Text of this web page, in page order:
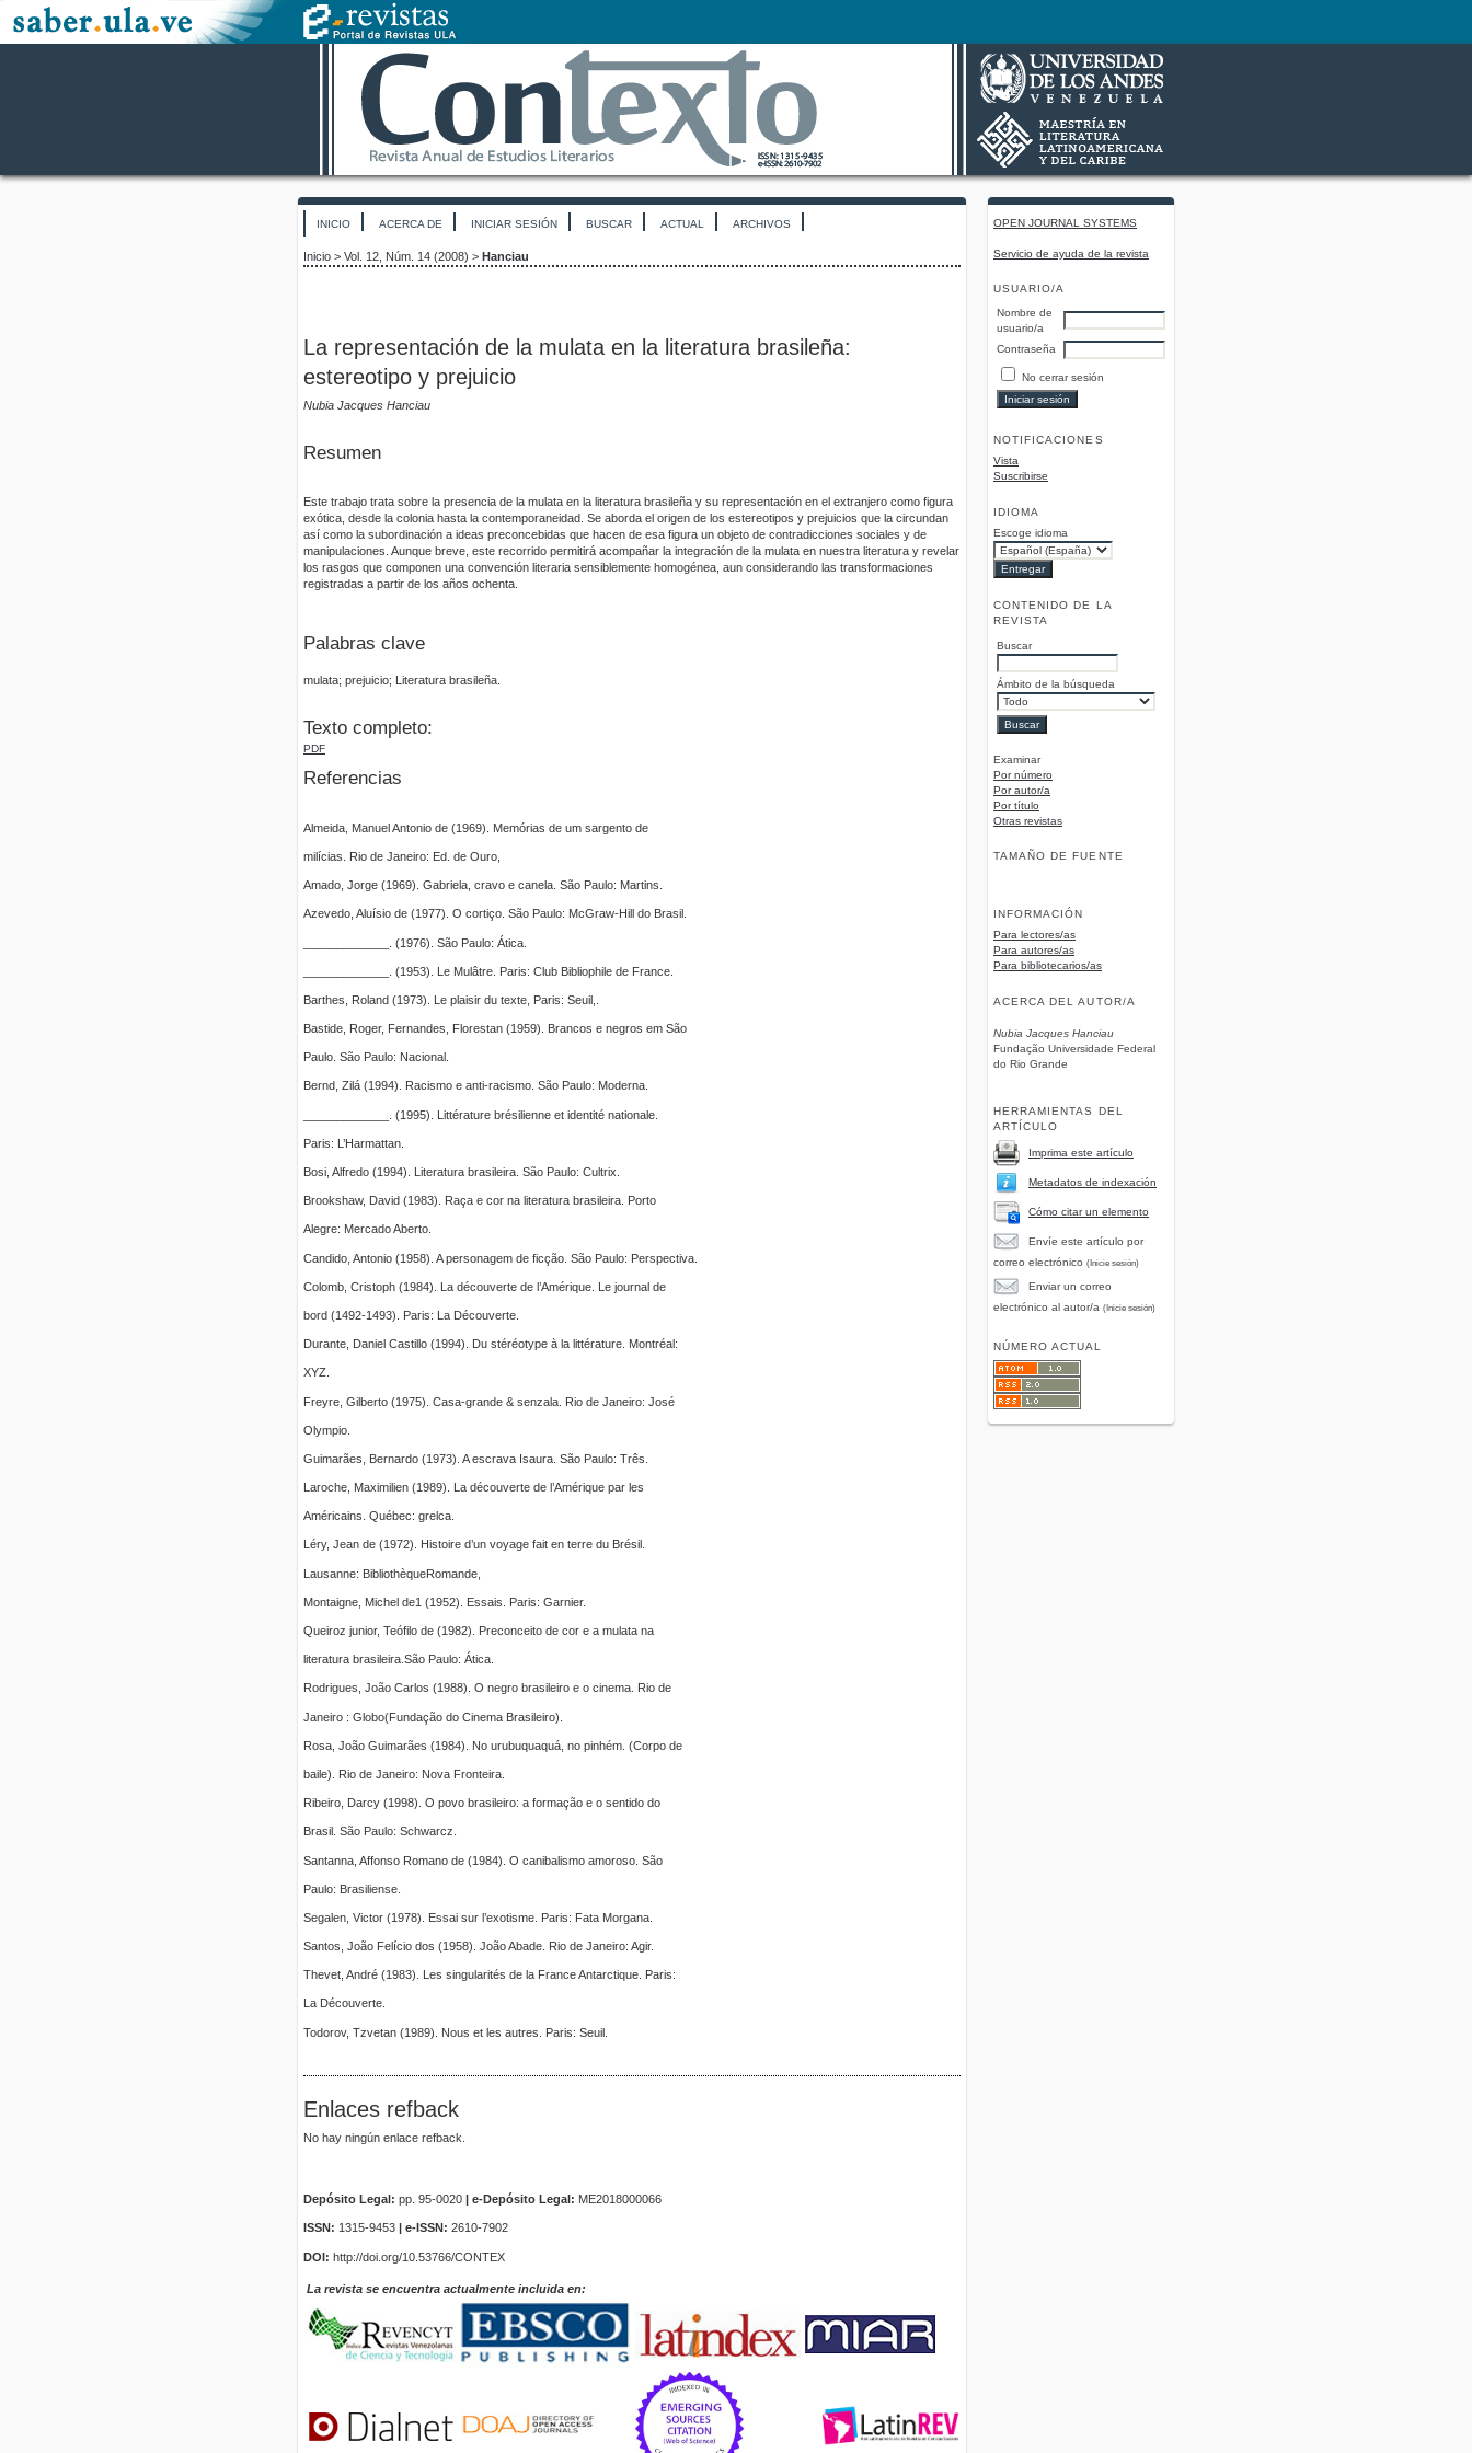
OPEN JOURNAL SYSTEMS
Servicio de ayuda de la revista
USUARIO/A
Nombre de
usuario/a
Contraseña
No cerrar sesión
NOTIFICACIONES
Vista
Suscribirse
IDIOMA
Escoge idioma
CONTENIDO DE LA
REVISTA
Buscar
Ámbito de la búsqueda
Examinar
Por número
Por autor/a
Por título
Otras revistas
TAMAÑO DE FUENTE
INFORMACIÓN
Para lectores/as
Para autores/as
Para bibliotecarios/as
ACERCA DEL AUTOR/A
Nubia Jacques Hanciau
Fundação Universidade Federal
do Rio Grande
HERRAMIENTAS DEL
ARTÍCULO
Imprima este artículo
Metadatos de indexación
Cómo citar un elemento
Envíe este artículo por
correo electrónico (Inicie sesión)
Enviar un correo
electrónico al autor/a (Inicie sesión)
NÚMERO ACTUAL
INICIO ACERCA DE INICIAR SESIÓN BUSCAR ACTUAL ARCHIVOS
Inicio > Vol. 12, Núm. 14 (2008) > Hanciau
La representación de la mulata en la literatura brasileña:
estereotipo y prejuicio
Nubia Jacques Hanciau
Resumen
Este trabajo trata sobre la presencia de la mulata en la literatura brasileña y su representación en el extranjero como figura
exótica, desde la colonia hasta la contemporaneidad. Se aborda el origen de los estereotipos y prejuicios que la circundan
así como la subordinación a ideas preconcebidas que hacen de esa figura un objeto de contradicciones sociales y de
manipulaciones. Aunque breve, este recorrido permitirá acompañar la integración de la mulata en nuestra literatura y revelar
los rasgos que componen una convención literaria sensiblemente homogénea, aun considerando las transformaciones
registradas a partir de los años ochenta.
Palabras clave
mulata; prejuicio; Literatura brasileña.
Texto completo:
PDF
Referencias
Almeida, Manuel Antonio de (1969). Memórias de um sargento de
milícias. Rio de Janeiro: Ed. de Ouro,
Amado, Jorge (1969). Gabriela, cravo e canela. São Paulo: Martins.
Azevedo, Aluísio de (1977). O cortiço. São Paulo: McGraw-Hill do Brasil.
_____________. (1976). São Paulo: Ática.
_____________. (1953). Le Mulâtre. Paris: Club Bibliophile de France.
Barthes, Roland (1973). Le plaisir du texte, Paris: Seuil,.
Bastide, Roger, Fernandes, Florestan (1959). Brancos e negros em São
Paulo. São Paulo: Nacional.
Bernd, Zilá (1994). Racismo e anti-racismo. São Paulo: Moderna.
_____________. (1995). Littérature brésilienne et identité nationale.
Paris: L’Harmattan.
Bosi, Alfredo (1994). Literatura brasileira. São Paulo: Cultrix.
Brookshaw, David (1983). Raça e cor na literatura brasileira. Porto
Alegre: Mercado Aberto.
Candido, Antonio (1958). A personagem de ficção. São Paulo: Perspectiva.
Colomb, Cristoph (1984). La découverte de l’Amérique. Le journal de
bord (1492-1493). Paris: La Découverte.
Durante, Daniel Castillo (1994). Du stéréotype à la littérature. Montréal:
XYZ.
Freyre, Gilberto (1975). Casa-grande & senzala. Rio de Janeiro: José
Olympio.
Guimarães, Bernardo (1973). A escrava Isaura. São Paulo: Três.
Laroche, Maximilien (1989). La découverte de l’Amérique par les
Américains. Québec: grelca.
Léry, Jean de (1972). Histoire d’un voyage fait en terre du Brésil.
Lausanne: BibliothèqueRomande,
Montaigne, Michel de1 (1952). Essais. Paris: Garnier.
Queiroz junior, Teófilo de (1982). Preconceito de cor e a mulata na
literatura brasileira.São Paulo: Ática.
Rodrigues, João Carlos (1988). O negro brasileiro e o cinema. Rio de
Janeiro : Globo(Fundação do Cinema Brasileiro).
Rosa, João Guimarães (1984). No urubuquaquá, no pinhém. (Corpo de
baile). Rio de Janeiro: Nova Fronteira.
Ribeiro, Darcy (1998). O povo brasileiro: a formação e o sentido do
Brasil. São Paulo: Schwarcz.
Santanna, Affonso Romano de (1984). O canibalismo amoroso. São
Paulo: Brasiliense.
Segalen, Victor (1978). Essai sur l’exotisme. Paris: Fata Morgana.
Santos, João Felício dos (1958). João Abade. Rio de Janeiro: Agir.
Thevet, André (1983). Les singularités de la France Antarctique. Paris:
La Découverte.
Todorov, Tzvetan (1989). Nous et les autres. Paris: Seuil.
Enlaces refback
No hay ningún enlace refback.
Depósito Legal: pp. 95-0020 | e-Depósito Legal: ME2018000066
ISSN: 1315-9453 | e-ISSN: 2610-7902
DOI: http://doi.org/10.53766/CONTEX
La revista se encuentra actualmente incluida en: